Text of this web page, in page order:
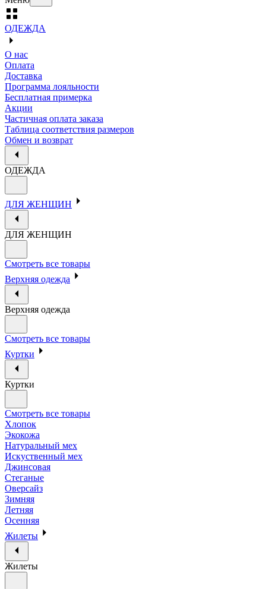
ОДЕЖДА
О нас
Оплата
Доставка
Программа лояльности
Бесплатная примерка
Акции
Частичная оплата заказа
Таблица соответствия размеров
Обмен и возврат
ОДЕЖДА
ДЛЯ ЖЕНЩИН
ДЛЯ ЖЕНЩИН
Смотреть все товары
Верхняя одежда
Верхняя одежда
Смотреть все товары
Куртки
Куртки
Смотреть все товары
Хлопок
Экокожа
Натуральный мех
Искуственный мех
Джинсовая
Стеганые
Оверсайз
Зимняя
Летняя
Осенняя
Жилеты
Жилеты